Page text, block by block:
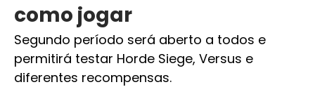
como jogar
Segundo período será aberto a todos e
permitirá testar Horde Siege, Versus e
diferentes recompensas.